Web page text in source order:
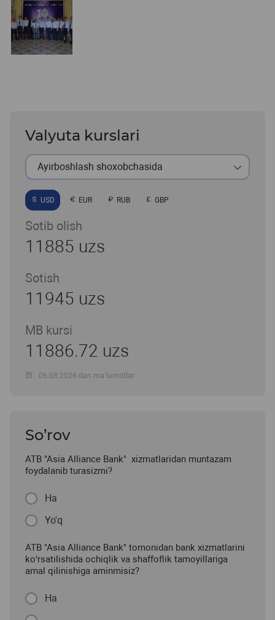
Valyuta kurslari
Ayirboshlash shoxobchasida
USD EUR RUB GBP
Sotib olish
11885 uzs
Sotish
11945 uzs
MB kursi
11886.72 uzs
06.08.2026 dan ma’lumotlar
So’rov
ATB "Asia Alliance Bank" xizmatlaridan muntazam
foydalanib turasizmi?
Ha
Yo'q
ATB "Asia Alliance Bank" tomonidan bank xizmatlarini
ko‘rsatilishida ochiqlik va shaffoflik tamoyillariga
amal qilinishiga aminmisiz?
Ha